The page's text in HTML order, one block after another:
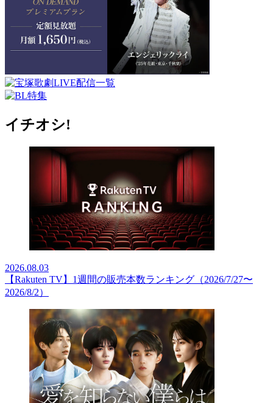
イチオシ!
2026.08.03
【Rakuten TV】1週間の販売本数ランキング（2026/7/27〜
2026/8/2）